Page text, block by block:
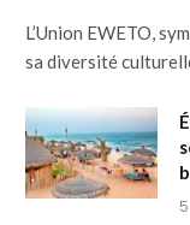
L’Union EWETO,
sa diversité